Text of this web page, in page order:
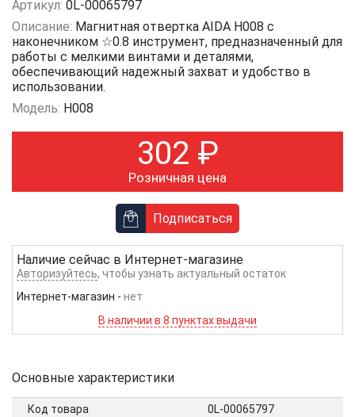
Артикул: 0L-00065797
Описание: Магнитная отвертка AIDA H008 с
наконечником ☆0.8 инструмент, предназначенный для
работы с мелкими винтами и деталями,
обеспечивающий надежный захват и удобство в
использовании.
Модель: H008
302 ₽
Розничная цена
Подписаться
Наличие сейчас в Интернет-магазине
Авторизуйтесь, чтобы узнать актуальный остаток
Интернет-магазин - нет
В наличии в 8 пунктах выдачи
Основные характеристики
Код товара
0L-00065797